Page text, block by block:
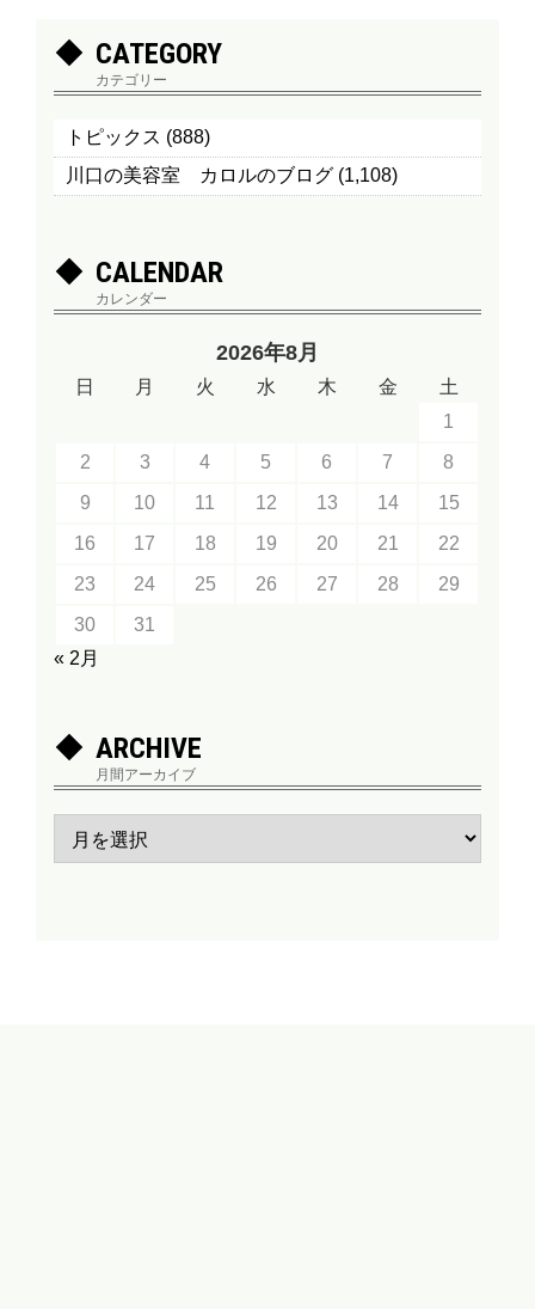
CATEGORY
カテゴリー
トピックス (888)
川口の美容室 カロルのブログ (1,108)
CALENDAR
カレンダー
2026年8月
日 月 火 水 木 金
土
1
2
3 4 5 6 7
8
9
10 11 12 13 14
15
16
17 18 19 20 21
22
23
24 25 26 27 28
29
30
31
« 2月
ARCHIVE
月間アーカイブ